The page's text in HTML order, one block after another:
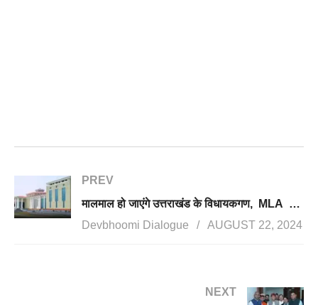
PREV
मालमाल हो जाएंगे उत्तराखंड के विधायकगण, MLA के वेतन भत्ते बढ़ाने का विधेयक सदन में होगा पेश
Devbhoomi Dialogue
AUGUST 22, 2024
NEXT